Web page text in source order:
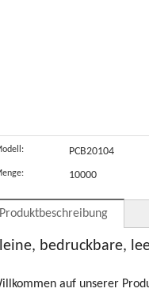
PCB20104
10000
Produktbeschreibung
bedruckbare,
auf unserer